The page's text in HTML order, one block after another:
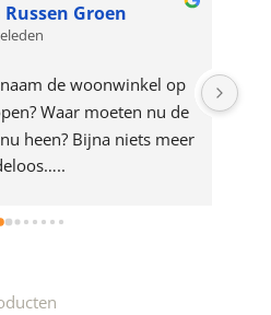
Groen
de woonwinkel op
Waar moeten nu de
heen? Bijna niets meer